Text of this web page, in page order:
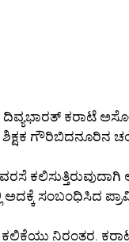
ದಿವ್ಯಭಾರತ್‌ ಕರಾಟೆ
ಗೌರಿಬಿದನೂರಿನ
ಕಲಿಸುತ್ತಿರುವುದಾಗಿ
ಸಂಬಂಧಿಸಿದ
ಕಲಿಕೆಯು ನಿರಂತರ.